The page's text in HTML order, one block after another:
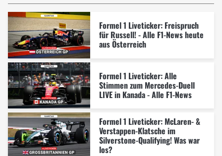
Formel 1 Liveticker: Freispruch
für Russell! - Alle F1-News heute
aus Österreich
Formel 1 Liveticker: Alle
Stimmen zum Mercedes-Duell
LIVE in Kanada - Alle F1-News
Formel 1 Liveticker: McLaren- &
Verstappen-Klatsche im
Silverstone-Qualifying! Was war
los?